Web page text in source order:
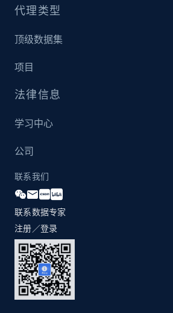
Currency, Colour code, Colour,
more.
Category id, Product id, Product
more.
1.2K+
Best Buy products
URL, Product id, Title, Images, Final
Currency, Discount, Initial price,
代理类型
顶级数据集
项目
法律信息
学习中心
公司
联系我们
联系数据专家
注册／登录